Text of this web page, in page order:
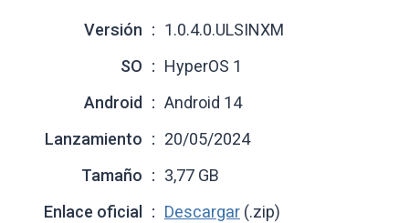
Versión
1.0.4.0.ULSINXM
SO
HyperOS 1
Android
Android 14
Lanzamiento
20/05/2024
Tamaño
3,77 GB
Enlace oficial
Descargar (.zip)